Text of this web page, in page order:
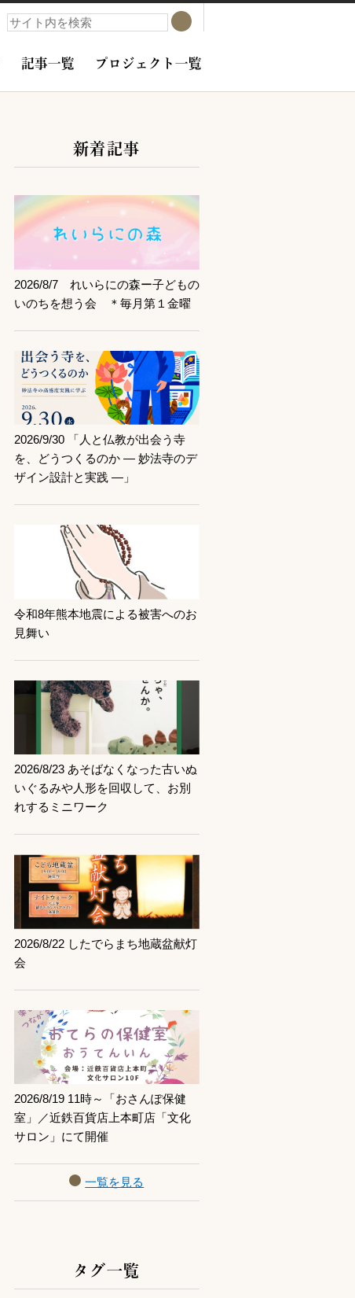
検索
検索
記事一覧 プロジェクト一覧
サブコンテンツ
新着記事
2026/8/7 れいらにの森ー子どもの
いのちを想う会 ＊毎月第１金曜
記事を読む
2026/9/30 「人と仏教が出会う寺
を、どうつくるのか ― 妙法寺のデ
ザイン設計と実践 ―」
記事を読む
令和8年熊本地震による被害へのお
見舞い
記事を読む
2026/8/23 あそばなくなった古いぬ
いぐるみや人形を回収して、お別
れするミニワーク
記事を読む
2026/8/22 したでらまち地蔵盆献灯
会
記事を読む
2026/8/19 11時～「おさんぽ保健
室」／近鉄百貨店上本町店「文化
サロン」にて開催
記事を読む
一覧を見る
タグ一覧